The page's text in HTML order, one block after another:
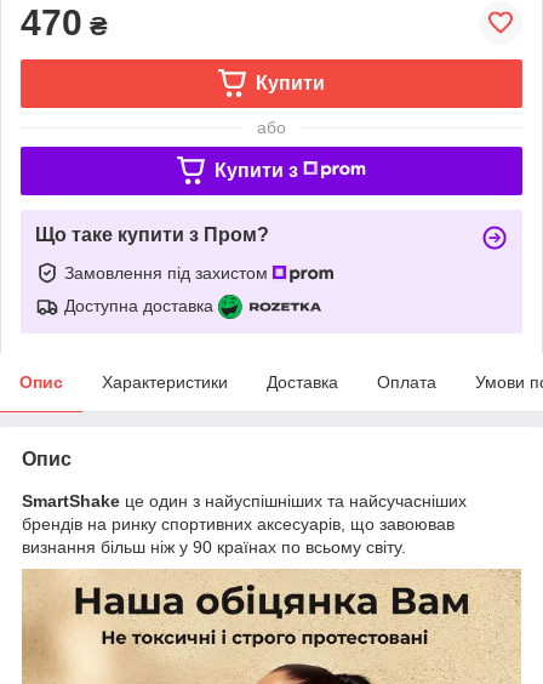
470 ₴
Купити
або
Купити з
Що таке купити з Пром?
Замовлення під захистом
Доступна доставка
Опис Характеристики Доставка Оплата Умови
Опис
SmartShake це один з найуспішніших та найсучасніших
брендів на ринку спортивних аксесуарів, що завоював
визнання більш ніж у 90 країнах по всьому світу.